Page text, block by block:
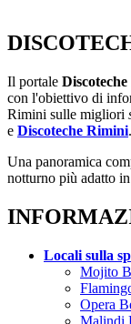
Il portale
con l'obiettivo di
Rimini sulle migliori
e Discoteche Rimini.
Una panoramica
notturno più adatto
Locali sulla
Mojito
Opera
Malindi